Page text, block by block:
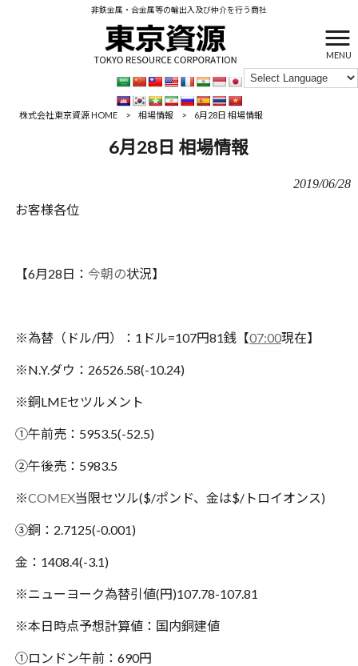
非鉄金属・合金属等の輸出入及び仲介を行う商社
MENU
株式会社東京資源 HOME > 相場情報 > 6月28日 相場情報
6月28日 相場情報
2019/06/28
お客様各位
【6月28日： 今朝の状況】
※為替（ドル/円）：1ドル=107円81銭【07:00現在】
※N.Y.ダウ：26526.58(-10.24)
※銅LMEセツルメント
①午前売：5953.5(-52.5)
②午後売：5983.5
※COMEX当限セツル($/ポンド、金は$/トロイオンス)
③銅：2.7125(-0.001)
金：1408.4(-3.1)
※ニューヨーク為替引値(円)107.78-107.81
※本日時点予想計算値：国内銅建値
①ロンドン午前：690円